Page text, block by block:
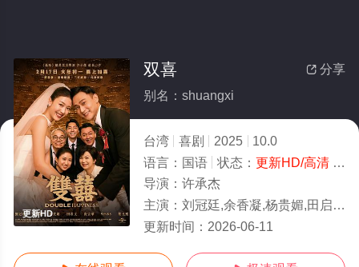
更新HD
 分享
双喜
别名：shuangxi
台湾 喜剧 2025
10.0
语言： 国语 状态： 更新HD/高清- 免费在线观看
导演： 许承杰
主演： 刘冠廷,余香凝,杨贵媚,田启文,庹宗华,汤毓绮,蔡凡熙,洪群钧,晏柔中,梁皓岚,林史恩,张馨比,刘品言,李国毅,陈淑
更新时间： 2026-06-11